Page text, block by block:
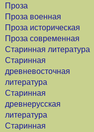
Проза
Проза военная
Проза историческая
Проза современная
Старинная литература
Старинная
древневосточная
литература
Старинная
древнерусская
литература
Старинная